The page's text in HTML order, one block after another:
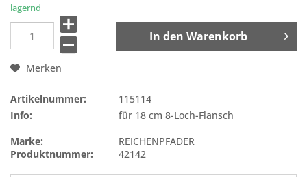
lagernd
In den Warenkorb
Merken
Artikelnummer:
115114
Info:
für 18 cm 8-Loch-Flansch
Marke:
REICHENPFADER
Produktnummer:
42142